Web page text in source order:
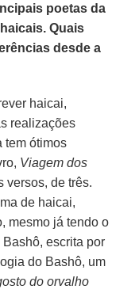
poetas da
Quais
desde a
haicai,
realizações
tem ótimos
Viagem dos
versos, de três.
de haicai,
mesmo já tendo o
Bashô, escrita por
do Bashô, um
do orvalho